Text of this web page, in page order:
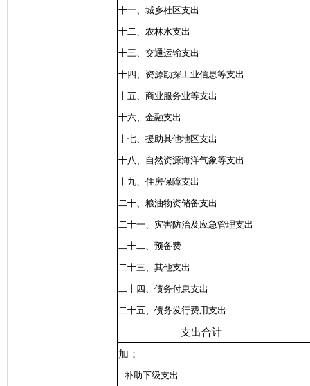
十一、城乡社区支出
十二、农林水支出
十三、交通运输支出
十四、资源勘探工业信息等支出
十五、商业服务业等支出
十六、金融支出
十七、援助其他地区支出
十八、自然资源海洋气象等支出
十九、住房保障支出
二十、粮油物资储备支出
二十一、灾害防治及应急管理支出
二十二、预备费
二十三、其他支出
二十四、债务付息支出
二十五、债务发行费用支出
支出合计
加：
补助下级支出